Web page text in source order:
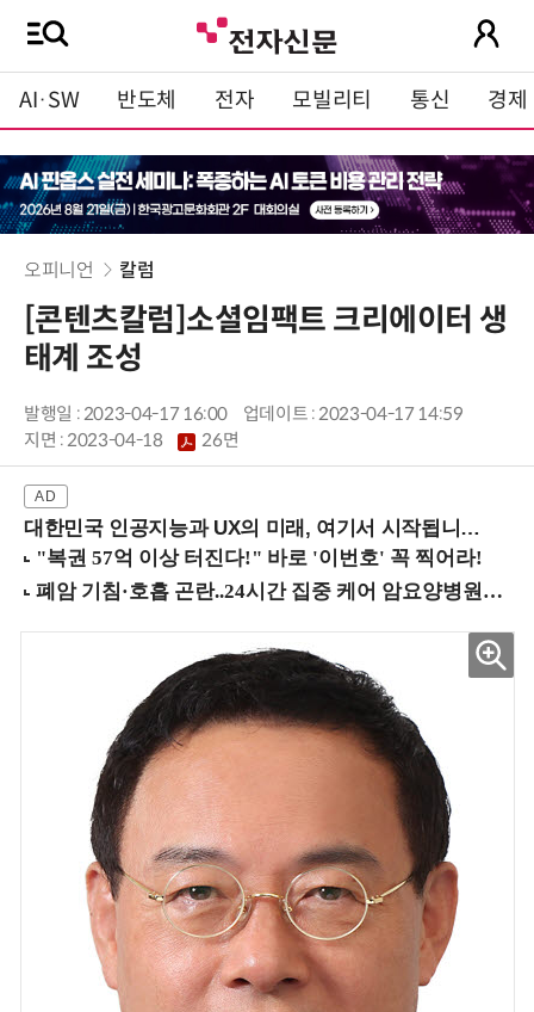
AI·SW 반도체 전자 모빌리티 통신 경제
오피니언 칼럼
[콘텐츠칼럼]소셜임팩트 크리에이터 생
태계 조성
발행일 : 2023-04-17 16:00
업데이트 : 2023-04-17 14:59
지면 :2023-04-18 26면
대한민국 인공지능과 UX의 미래, 여기서 시작됩니다! (9/2 강남역)